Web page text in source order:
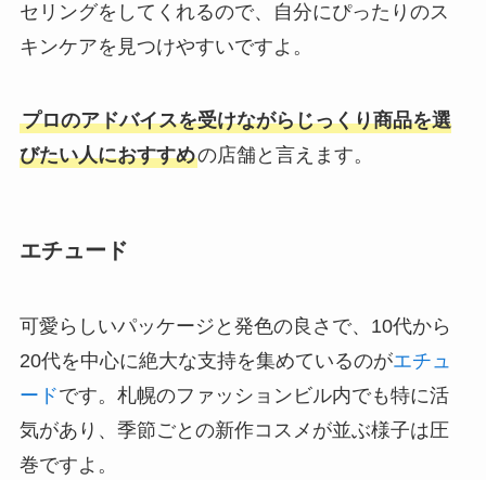
セリングをしてくれるので、自分にぴったりのス
キンケアを見つけやすいですよ。
プロのアドバイスを受けながらじっくり商品を選
びたい人におすすめの店舗と言えます。
エチュード
可愛らしいパッケージと発色の良さで、10代から
20代を中心に絶大な支持を集めているのがエチュ
ードです。札幌のファッションビル内でも特に活
気があり、季節ごとの新作コスメが並ぶ様子は圧
巻ですよ。